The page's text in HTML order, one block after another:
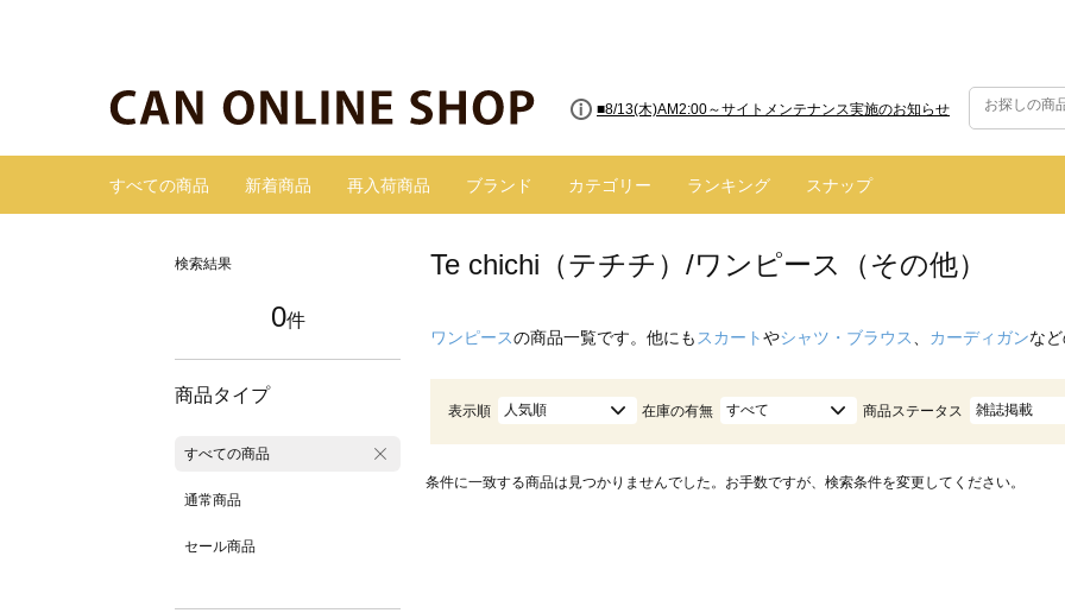
■8/13(木)AM2:00～サイトメンテナンス実施のお知らせ
すべての商品 新着商品 再入荷商品 ブランド カテゴリー ランキング スナップ
検索結果
0件
商品タイプ
すべての商品
通常商品
セール商品
Te chichi（テチチ）/ワンピース（その他）
ワンピースの商品一覧です。他にも スカートやシャツ・ブラウス カーディガンな
表示順 人気順 在庫の有無 すべて 商品ステータス 雑誌掲載
条件に一致する商品は見つかりませんでした。お手数ですが、検索条件を変更してください。